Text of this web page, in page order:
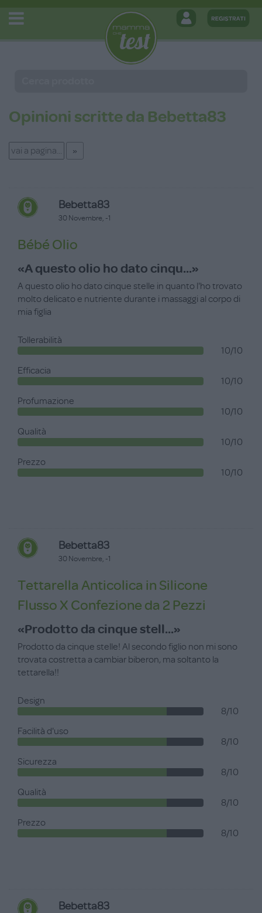
Opinioni scritte da Bebetta83
Bebetta83
30 Novembre, -1
Bébé Olio
«A questo olio ho dato cinqu...»
A questo olio ho dato cinque stelle in quanto l'ho trovato
molto delicato e nutriente durante i massaggi al corpo di
mia figlia
Tollerabilità
10/10
Efficacia
10/10
Profumazione
10/10
Qualità
10/10
Prezzo
10/10
Bebetta83
30 Novembre, -1
Tettarella Anticolica in Silicone
Flusso X Confezione da 2 Pezzi
«Prodotto da cinque stell...»
Prodotto da cinque stelle! Al secondo figlio non mi sono
trovata costretta a cambiar biberon, ma soltanto la
tettarella!!
Design
8/10
Facilità d'uso
8/10
Sicurezza
8/10
Qualità
8/10
Prezzo
8/10
Bebetta83